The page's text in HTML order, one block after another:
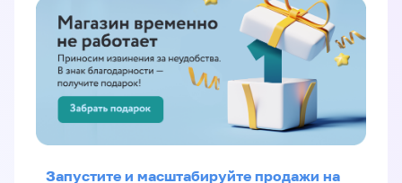
Запустите и масштабируйте продажи на